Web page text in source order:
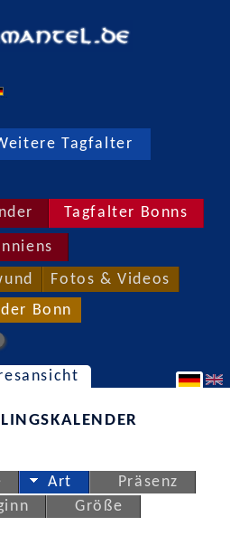
Tagfalter
Tagfalter Bonns
Fotos & Videos
Bonn
Art
Präsenz
Größe